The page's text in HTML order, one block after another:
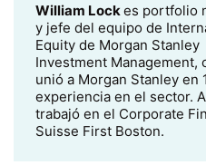
William Lockes portfolio
y jefe del equipo de
Equity de Morgan Stanley
Investment Management,
unió a Morgan Stanley en
experiencia en el sector.
trabajó en el Corporate
Suisse First Boston.